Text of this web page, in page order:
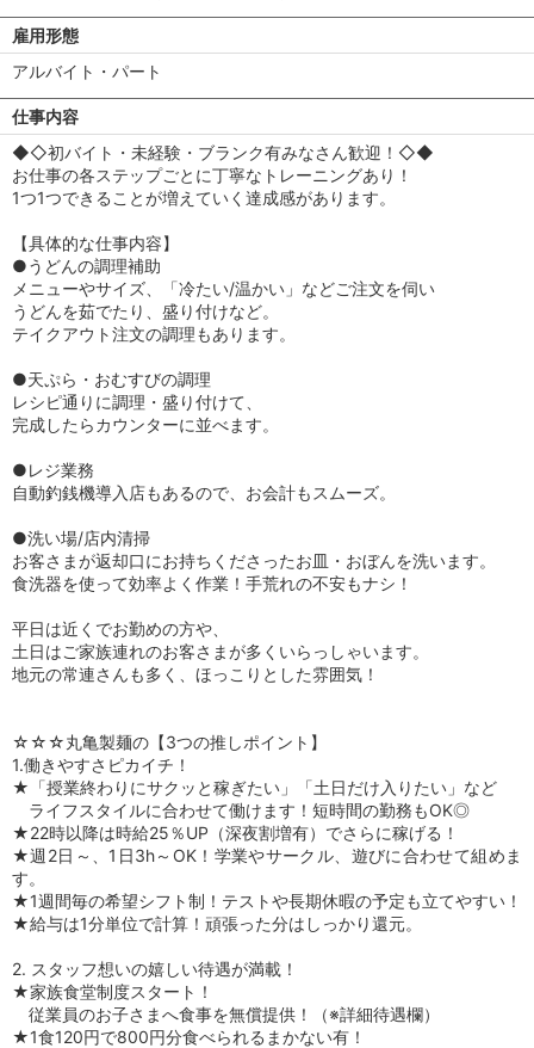
雇用形態
アルバイト・パート
仕事内容
◆◇初バイト・未経験・ブランク有みなさん歓迎！◇◆
お仕事の各ステップごとに丁寧なトレーニングあり！
1つ1つできることが増えていく達成感があります。
【具体的な仕事内容】
●うどんの調理補助
メニューやサイズ、「冷たい/温かい」などご注文を伺い
うどんを茹でたり、盛り付けなど。
テイクアウト注文の調理もあります。
●天ぷら・おむすびの調理
レシピ通りに調理・盛り付けて、
完成したらカウンターに並べます。
●レジ業務
自動釣銭機導入店もあるので、お会計もスムーズ。
●洗い場/店内清掃
お客さまが返却口にお持ちくださったお皿・おぼんを洗います。
食洗器を使って効率よく作業！手荒れの不安もナシ！
平日は近くでお勤めの方や、
土日はご家族連れのお客さまが多くいらっしゃいます。
地元の常連さんも多く、ほっこりとした雰囲気！
☆☆☆丸亀製麺の【3つの推しポイント】
1.働きやすさピカイチ！
★「授業終わりにサクッと稼ぎたい」「土日だけ入りたい」など
ライフスタイルに合わせて働けます！短時間の勤務もOK◎
★22時以降は時給25％UP（深夜割増有）でさらに稼げる！
★週2日～、1日3h～OK！学業やサークル、遊びに合わせて組めま
す。
★1週間毎の希望シフト制！テストや長期休暇の予定も立てやすい！
★給与は1分単位で計算！頑張った分はしっかり還元。
2. スタッフ想いの嬉しい待遇が満載！
★家族食堂制度スタート！
従業員のお子さまへ食事を無償提供！（※詳細待遇欄）
★1食120円で800円分食べられるまかない有！